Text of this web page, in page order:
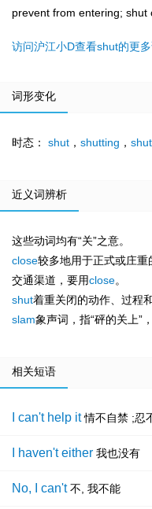
prevent from entering; shut
访问沪江小D查看shut的更
词形变化
时态： shut ， shutting ，
近义词辨析
这些动词均有“关”之意。
close较多地用于正式或庄
交通渠道，要用close。
shut着重关闭的动作、过程
slam象声词，指“砰的关上”
相关短语
I can't help it 情不自禁 ;忍
I haven't either 我也没有
No, I can't 不, 我不能